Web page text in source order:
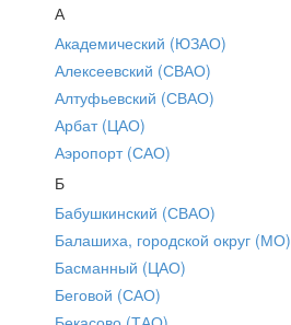
А
Академический (ЮЗАО)
Алексеевский (СВАО)
Алтуфьевский (СВАО)
Арбат (ЦАО)
Аэропорт (САО)
Б
Бабушкинский (СВАО)
Балашиха, городской округ (МО)
Басманный (ЦАО)
Беговой (САО)